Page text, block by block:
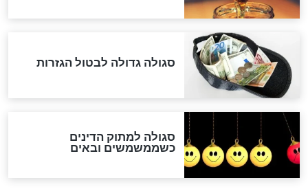
האם אפשר לחשב את הקץ?
מה יהיה בימות המשיח?